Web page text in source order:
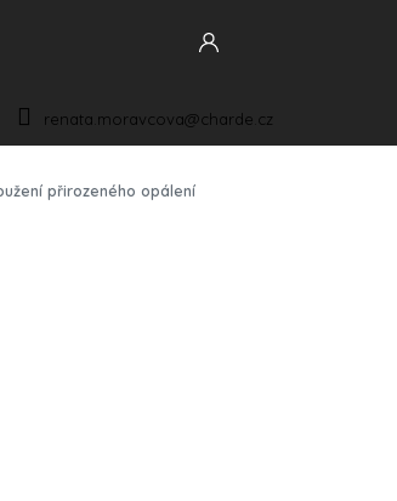
renata.moravcova@charde.cz
přirozeného opálení